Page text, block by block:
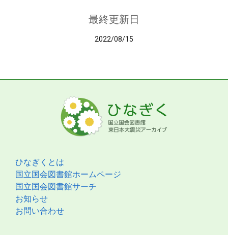
最終更新日
2022/08/15
ひなぎくとは
国立国会図書館ホームページ
国立国会図書館サーチ
お知らせ
お問い合わせ